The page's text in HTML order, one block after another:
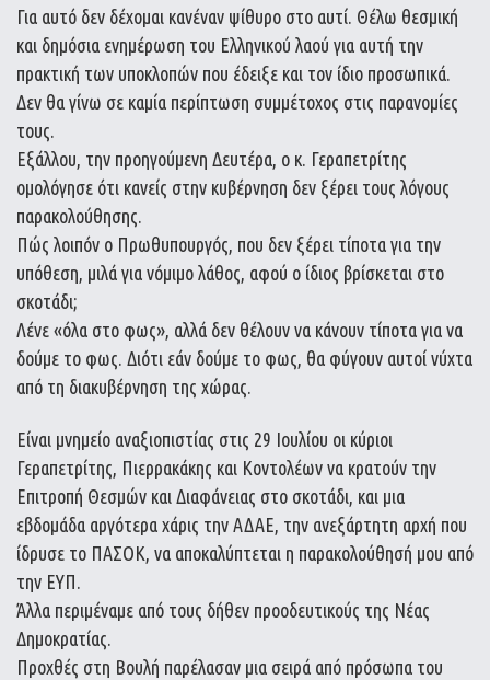
Για αυτό δεν δέχομαι κανέναν ψίθυρο στο αυτί. Θέλω θεσμική
και δημόσια ενημέρωση του Ελληνικού λαού για αυτή την
πρακτική των υποκλοπών που έδειξε και τον ίδιο προσωπικά.
Δεν θα γίνω σε καμία περίπτωση συμμέτοχος στις παρανομίες
τους.
Εξάλλου, την προηγούμενη Δευτέρα, ο κ. Γεραπετρίτης
ομολόγησε ότι κανείς στην κυβέρνηση δεν ξέρει τους λόγους
παρακολούθησης.
Πώς λοιπόν ο Πρωθυπουργός, που δεν ξέρει τίποτα για την
υπόθεση, μιλά για νόμιμο λάθος, αφού ο ίδιος βρίσκεται στο
σκοτάδι;
Λένε «όλα στο φως», αλλά δεν θέλουν να κάνουν τίποτα για να
δούμε το φως. Διότι εάν δούμε το φως, θα φύγουν αυτοί νύχτα
από τη διακυβέρνηση της χώρας.
Είναι μνημείο αναξιοπιστίας στις 29 Ιουλίου οι κύριοι
Γεραπετρίτης, Πιερρακάκης και Κοντολέων να κρατούν την
Επιτροπή Θεσμών και Διαφάνειας στο σκοτάδι, και μια
εβδομάδα αργότερα χάρις την ΑΔΑΕ, την ανεξάρτητη αρχή που
ίδρυσε το ΠΑΣΟΚ, να αποκαλύπτεται η παρακολούθησή μου από
την ΕΥΠ.
Άλλα περιμέναμε από τους δήθεν προοδευτικούς της Νέας
Δημοκρατίας.
Προχθές στη Βουλή παρέλασαν μια σειρά από πρόσωπα του